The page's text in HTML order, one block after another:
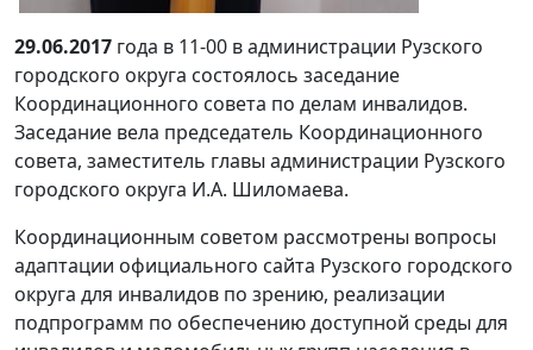
29.06.2017 года в 11-00 в администрации Рузского
городского округа состоялось заседание
Координационного совета по делам инвалидов.
Заседание вела председатель Координационного
совета, заместитель главы администрации Рузского
городского округа И.А. Шиломаева.
Координационным советом рассмотрены вопросы
адаптации официального сайта Рузского городского
округа для инвалидов по зрению, реализации
подпрограмм по обеспечению доступной среды для